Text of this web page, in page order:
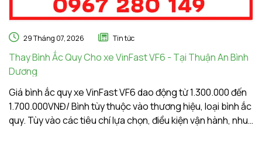
29 Tháng 07, 2026 Tin tức
Thay Bình Ắc Quy Cho xe VinFast VF6 - Tại Thuận An Bình
Dương
Giá bình ắc quy xe VinFast VF6 dao động từ 1.300.000 đến
1.700.000VNĐ/ Bình tùy thuộc vào thương hiệu, loại bình ắc
quy. Tùy vào các tiêu chí lựa chọn, điều kiện vận hành, nhu